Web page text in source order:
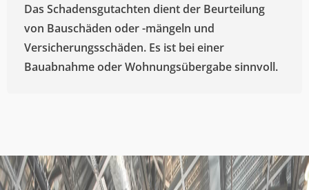
Das Schadensgutachten dient der Beurteilung
von Bauschäden oder -mängeln und
Versicherungsschäden. Es ist bei einer
Bauabnahme oder Wohnungsübergabe sinnvoll.